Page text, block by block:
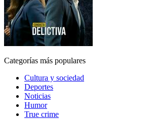
Categorías más populares
Cultura y sociedad
Deportes
Noticias
Humor
True crime